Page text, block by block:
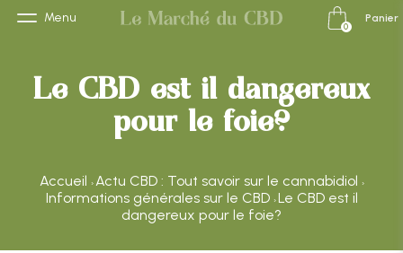
Menu
0
Panier
Le CBD est il dangereux
pour le foie?
Accueil ›Actu CBD : Tout savoir sur le cannabidiol ›
Informations générales sur le CBD ›Le CBD est il
dangereux pour le foie?